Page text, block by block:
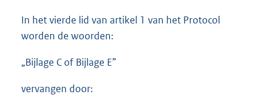
In het vierde lid van artikel 1 van het Protocol
worden de woorden:
„Bijlage C of Bijlage E”
vervangen door: